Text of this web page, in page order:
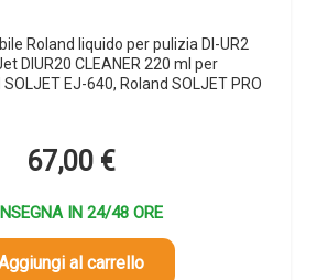
Roland liquido per pulizia DI-UR2
DIUR20 CLEANER 220 ml per
EJ-640, Roland SOLJET PRO
67,00 €
IN 24/48 ORE
al carrello